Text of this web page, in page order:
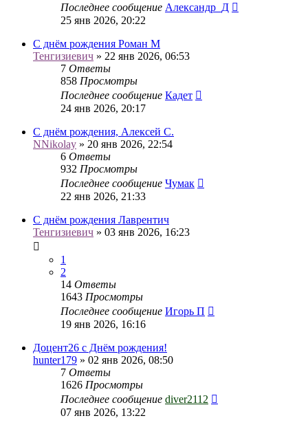
Последнее сообщение Александр_Д
25 янв 2026, 20:22
С днём рождения Роман М
Тенгизиевич » 22 янв 2026, 06:53
7 Ответы
858 Просмотры
Последнее сообщение Кадет
24 янв 2026, 20:17
С днём рождения, Алексей С.
NNikolay » 20 янв 2026, 22:54
6 Ответы
932 Просмотры
Последнее сообщение Чумак
22 янв 2026, 21:33
С днём рождения Лаврентич
Тенгизиевич » 03 янв 2026, 16:23
1
2
14 Ответы
1643 Просмотры
Последнее сообщение Игорь П
19 янв 2026, 16:16
Доцент26 с Днём рождения!
hunter179 » 02 янв 2026, 08:50
7 Ответы
1626 Просмотры
Последнее сообщение diver2112
07 янв 2026, 13:22